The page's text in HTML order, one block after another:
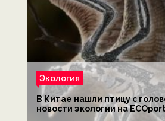
Экология
В Китае нашли птицу с
новости экологии на